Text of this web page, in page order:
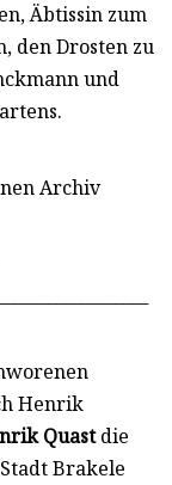
Äbtissin zum
den Drosten zu
und
Archiv
Henrik
Quastdie
Brakele